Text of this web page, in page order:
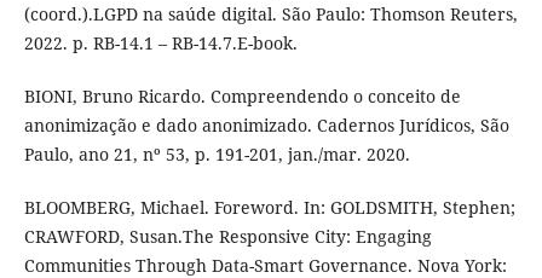
(coord.).LGPD na saúde digital. São Paulo: Thomson Reuters,
2022. p. RB-14.1 – RB-14.7.E-book.
BIONI, Bruno Ricardo. Compreendendo o conceito de
anonimização e dado anonimizado. Cadernos Jurídicos, São
Paulo, ano 21, nº 53, p. 191-201, jan./mar. 2020.
BLOOMBERG, Michael. Foreword. In: GOLDSMITH, Stephen;
CRAWFORD, Susan.The Responsive City: Engaging
Communities Through Data-Smart Governance. Nova York: